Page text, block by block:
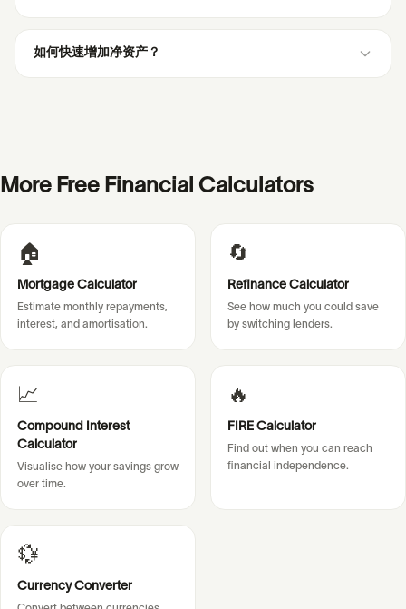
如何快速增加净资产？
More Free Financial Calculators
🏠
Mortgage Calculator
Estimate monthly repayments,
interest, and amortisation.
🔄
Refinance Calculator
See how much you could save
by switching lenders.
📈
Compound Interest
Calculator
Visualise how your savings grow
over time.
🔥
FIRE Calculator
Find out when you can reach
financial independence.
💱
Currency Converter